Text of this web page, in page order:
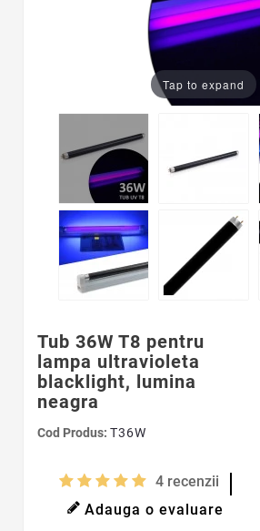
Tap to expand
Tub 36W T8 pentru
lampa ultravioleta
blacklight, lumina
neagra
Cod Produs: T36W
4 recenzii
Adauga o evaluare